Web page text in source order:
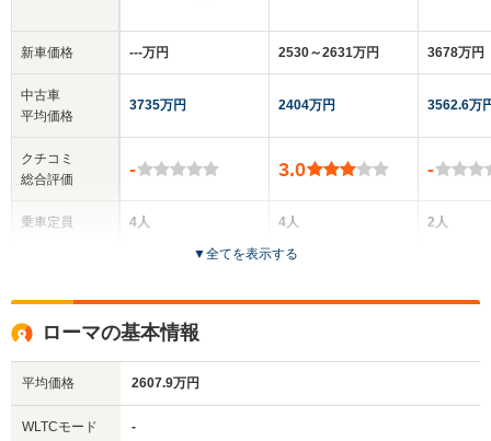
新車価格
中古車
平均価格
クチコミ
総合評価
乗車定員
サイズ
‐‐‐万円
3735万円
-
4人
全高
1.31m
2530～2631万円
2404万円
3.0
4人
2ドア
3678万円
3562.6万
-
2人
▼全てを表示する
ローマの基本情報
平均価格 2607.9万円
WLTCモード
-